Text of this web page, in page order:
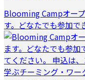
Blooming Campオー
す。どなたでも参加で